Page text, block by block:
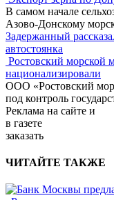
В самом начале
Азово-Донскому
Задержанный
автостоянка
Ростовский морской
национализировали
ООО «Ростовский
под контроль
Реклама на сайте и
в газете
заказать
ЧИТАЙТЕ ТАКЖЕ